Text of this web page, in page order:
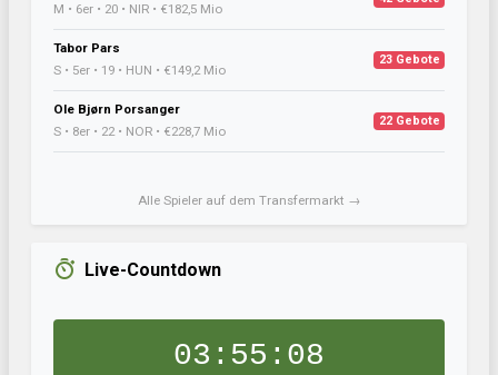
M • 6er • 20 • NIR • €182,5 Mio
Tabor Pars
S • 5er • 19 • HUN • €149,2 Mio
23 Gebote
Ole Bjørn Porsanger
S • 8er • 22 • NOR • €228,7 Mio
22 Gebote
Alle Spieler auf dem Transfermarkt →
Live-Countdown
03:55:08